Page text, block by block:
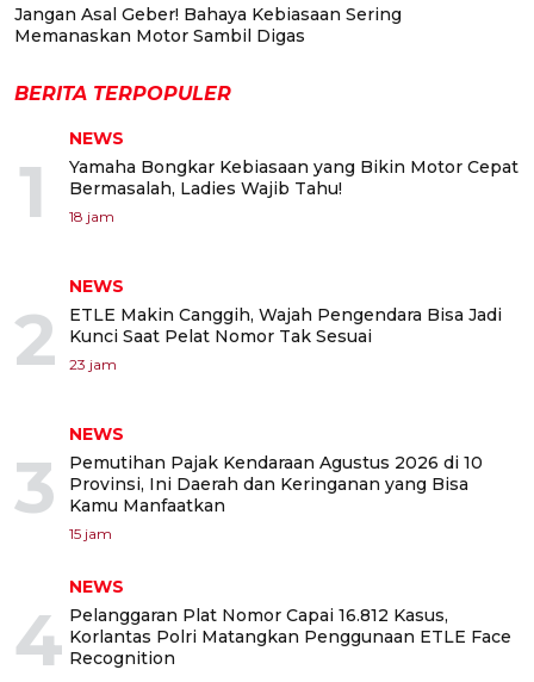
Jangan Asal Geber! Bahaya Kebiasaan Sering
Memanaskan Motor Sambil Digas
BERITA TERPOPULER
1
NEWS
Yamaha Bongkar Kebiasaan yang Bikin Motor Cepat
Bermasalah, Ladies Wajib Tahu!
18 jam
2
NEWS
ETLE Makin Canggih, Wajah Pengendara Bisa Jadi
Kunci Saat Pelat Nomor Tak Sesuai
23 jam
3
NEWS
Pemutihan Pajak Kendaraan Agustus 2026 di 10
Provinsi, Ini Daerah dan Keringanan yang Bisa
Kamu Manfaatkan
15 jam
4
NEWS
Pelanggaran Plat Nomor Capai 16.812 Kasus,
Korlantas Polri Matangkan Penggunaan ETLE Face
Recognition